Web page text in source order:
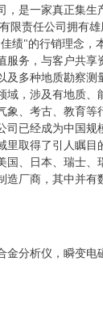
，是一家真正集
限责任公司拥有
绩"的行销理念，
服务，与客户共
多种地质勘察测
，涉及有地质、
象、考古、教
司已经成为中国
里取得了引人瞩
、日本、瑞士、
造厂商，其中并
金分析仪，瞬变